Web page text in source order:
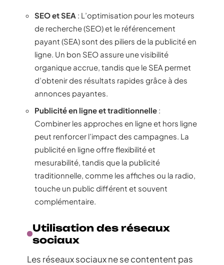
SEO et SEA : L’optimisation pour les moteurs
de recherche (SEO) et le référencement
payant (SEA) sont des piliers de la publicité en
ligne. Un bon SEO assure une visibilité
organique accrue, tandis que le SEA permet
d’obtenir des résultats rapides grâce à des
annonces payantes.
Publicité en ligne et traditionnelle :
Combiner les approches en ligne et hors ligne
peut renforcer l’impact des campagnes. La
publicité en ligne offre flexibilité et
mesurabilité, tandis que la publicité
traditionnelle, comme les affiches ou la radio,
touche un public différent et souvent
complémentaire.
Utilisation des réseaux
sociaux
Les réseaux sociaux ne se contentent pas